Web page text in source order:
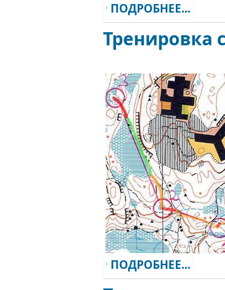
ПОДРОБНЕЕ...
Тренировка
ПОДРОБНЕЕ...